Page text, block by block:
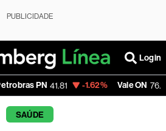
PUBLICIDADE
Login
41.81 -1.62% Vale ON 76.76
SAÚDE